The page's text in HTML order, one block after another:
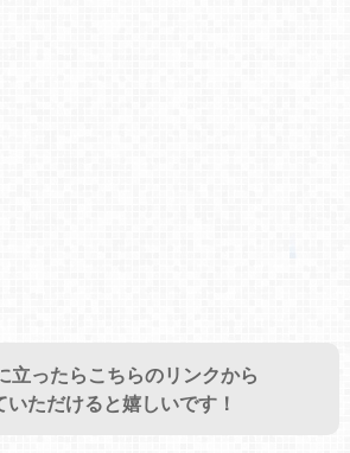
立ったらこちらのリンクから
ただけると嬉しいです！